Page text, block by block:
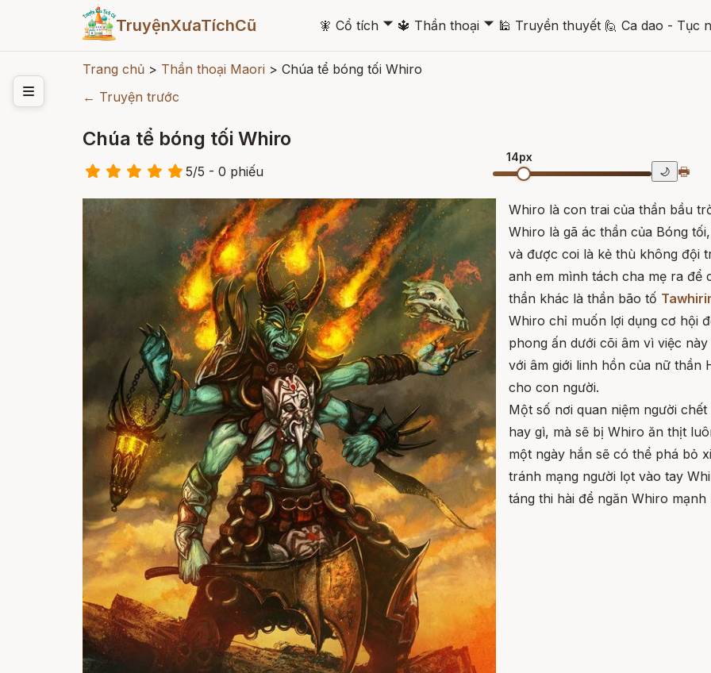
TruyệnXưaTíchCũ 🧚 Cổ tích 🞃 🔱 Thần thoại 🞃 🕌 Truyền thuyết 🙋 Ca dao - Tục
Trang chủ > Thần thoại Maori > Chúa tể bóng tối Whiro
← Truyện trước
Chúa tể bóng tối Whiro
5/5 - 0 phiếu
14px
🌙 🖶
Whiro là con trai của thần bầu
Whiro là gã ác thần của Bóng
và được coi là kẻ thù không đội
anh em mình tách cha mẹ ra để
thần khác là thần bão tố
Whiro chỉ muốn lợi dụng cơ hội
phong ấn dưới cõi âm vì việc
với âm giới linh hồn của nữ thần
cho con người.
Một số nơi quan niệm người
hay gì, mà sẽ bị Whiro ăn thịt
một ngày hắn sẽ có thể phá bỏ
tránh mạng người lọt vào tay
táng thi hài để ngăn Whiro mạnh